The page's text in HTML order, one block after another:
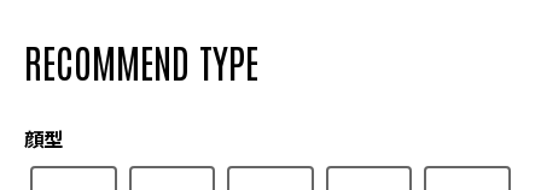
RECOMMEND TYPE
顔型